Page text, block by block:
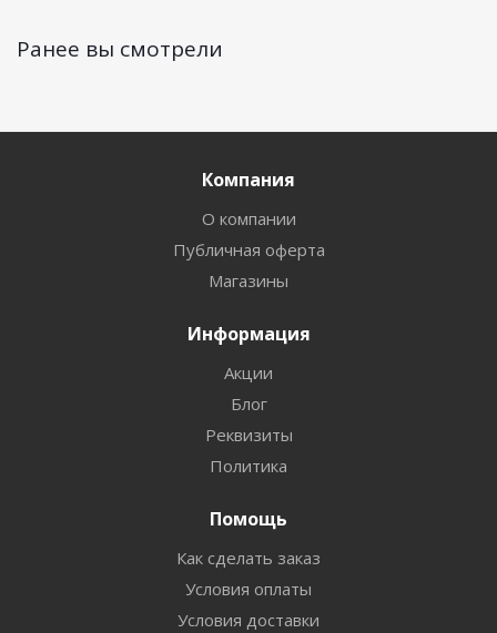
Ранее вы смотрели
Компания
О компании
Публичная оферта
Магазины
Информация
Акции
Блог
Реквизиты
Политика
Помощь
Как сделать заказ
Условия оплаты
Условия доставки